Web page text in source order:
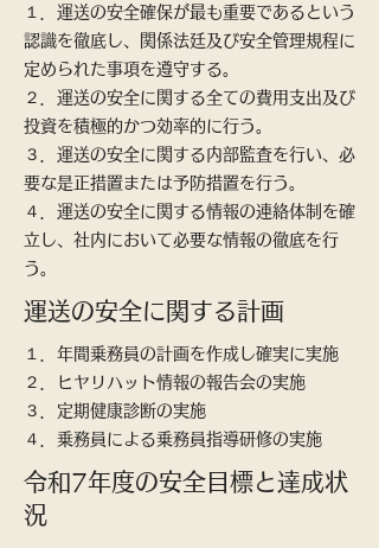
１．運送の安全確保が最も重要であるという
認識を徹底し、関係法廷及び安全管理規程に
定められた事項を遵守する。
２．運送の安全に関する全ての費用支出及び
投資を積極的かつ効率的に行う。
３．運送の安全に関する内部監査を行い、必
要な是正措置または予防措置を行う。
​４．運送の安全に関する情報の連絡体制を確
立し、社内において必要な情報の徹底を行
う。
運送の安全に関する計画
１．年間乗務員の計画を作成し確実に実施
２．ヒヤリハット情報の報告会の実施
３．定期健康診断の実施
​４．乗務員による乗務員指導研修の実施
令和7年度の安全目標と達成状
況